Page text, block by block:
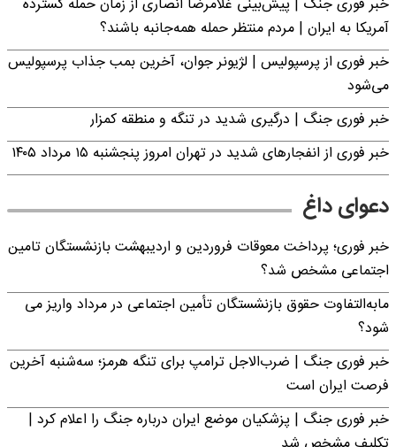
آمریکا به ایران | مردم منتظر حمله همه‌جانبه باشند؟
خبر فوری از پرسپولیس | لژیونر جوان، آخرین بمب جذاب پرسپولیس
می‌شود
خبر فوری جنگ | درگیری شدید در تنگه و منطقه کمزار
خبر فوری از انفجارهای شدید در تهران امروز پنجشنبه ۱۵ مرداد ۱۴۰۵
دعوای داغ
خبر فوری؛ پرداخت معوقات فروردین و اردیبهشت بازنشستگان تامین
اجتماعی مشخص شد؟
مابه‌التفاوت حقوق بازنشستگان تأمین اجتماعی در مرداد واریز می
شود؟
خبر فوری جنگ | ضرب‌الاجل ترامپ برای تنگه هرمز؛ سه‌شنبه آخرین
فرصت ایران است
خبر فوری جنگ | پزشکیان موضع ایران درباره جنگ را اعلام کرد |